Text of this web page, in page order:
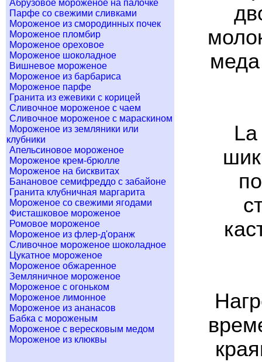
Абрузовое мороженое на палочке
Парфе со свежими сливками
Мороженое из смородинных почек
Мороженое пломбир
Мороженое ореховое
Мороженое шоколадное
Вишневое мороженое
Мороженое из барбариса
Мороженое парфе
Гранита из ежевики с корицей
Сливочное мороженое с чаем
Сливочное мороженое с мараскином
Мороженое из земляники или
клубники
Апельсиновое мороженое
Мороженое крем-брюлле
Мороженое на бисквитах
Банановое семифреддо с забайоне
Гранита клубничная маргарита
Мороженое со свежими ягодами
Фисташковое мороженое
Ромовое мороженое
Мороженое из флер-д'оранж
Сливочное мороженое шоколадное
Цукатное мороженое
Мороженое обжаренное
Земляничное мороженое
Мороженое с огоньком
Мороженое лимонное
Мороженое из ананасов
Бабка с мороженым
Мороженое с вересковым медом
Мороженое из клюквы
меда